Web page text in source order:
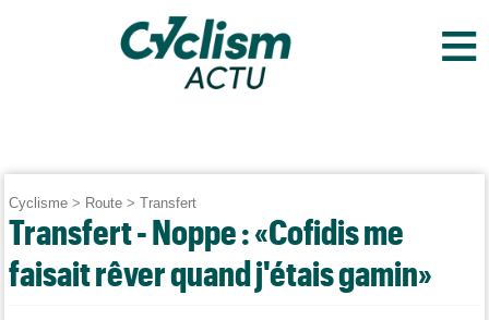
≡
Cyclisme > Route >Transfert
Transfert - Noppe : «Cofidis me
faisait rêver quand j'étais gamin»